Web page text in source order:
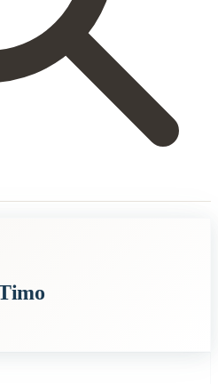
rehellinen haastattelu, jossa kivi